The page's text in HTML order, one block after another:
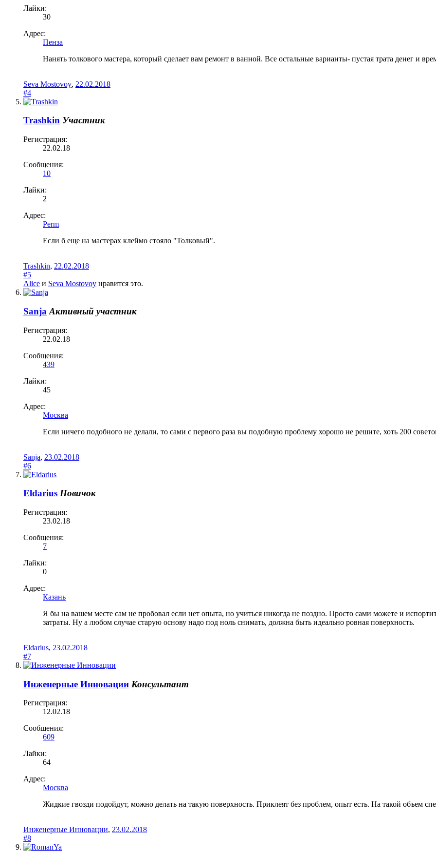
Лайки:
30
Адрес:
Пенза
Нанять толкового мастера, который сделает вам ремонт в ванной. Все остальные варианты- пустая трата денег и
Seva Mostovoy, 22.02.2018
#4
Trashkin Участник
Регистрация:
22.02.18
Сообщения:
10
Лайки:
2
Адрес:
Perm
Если б еще на мастерах клеймо стояло "Толковый".
Trashkin, 22.02.2018
#5
Alice и Seva Mostovoy нравится это.
Sanja Активный участник
Регистрация:
22.02.18
Сообщения:
439
Лайки:
45
Адрес:
Москва
Если ничего подобного не делали, то сами с первого раза вы подобную проблему хорошо не решите, хоть 200
Sanja, 23.02.2018
#6
Eldarius Новичок
Регистрация:
23.02.18
Сообщения:
7
Лайки:
0
Адрес:
Казань
Я бы на вашем месте сам не пробовал если нет опыта, но учиться никогда не поздно. Просто сами можете и
затраты. Ну а любом случае старую основу надо под ноль снимать, должна быть идеально ровная поверхность.
Eldarius, 23.02.2018
#7
Инженерные Инновации Консультант
Регистрация:
12.02.18
Сообщения:
609
Лайки:
64
Адрес:
Москва
Жидкие гвозди подойдут, можно делать на такую поверхность. Приклеят без проблем, опыт есть. На такой объем
Инженерные Инновации, 23.02.2018
#8